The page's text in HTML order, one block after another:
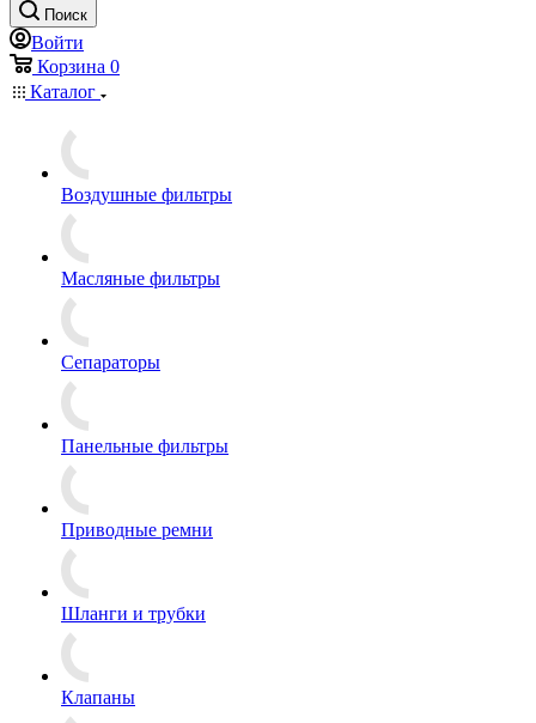
Поиск
Войти
Корзина 0
Каталог
Воздушные фильтры
Масляные фильтры
Сепараторы
Панельные фильтры
Приводные ремни
Шланги и трубки
Клапаны